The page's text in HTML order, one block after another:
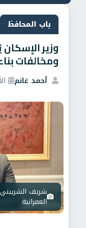
باب المحافظ
وزير الإسكان
ومخالفات
أحمد غانم
شريف الشربيني
العمرانية